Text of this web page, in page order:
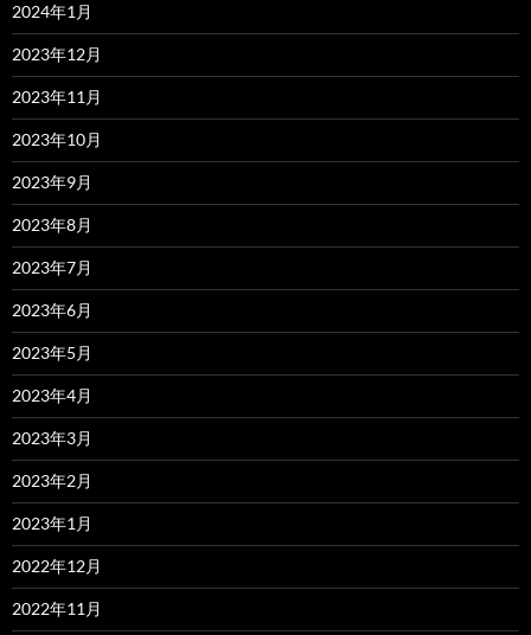
2024年1月
2023年12月
2023年11月
2023年10月
2023年9月
2023年8月
2023年7月
2023年6月
2023年5月
2023年4月
2023年3月
2023年2月
2023年1月
2022年12月
2022年11月